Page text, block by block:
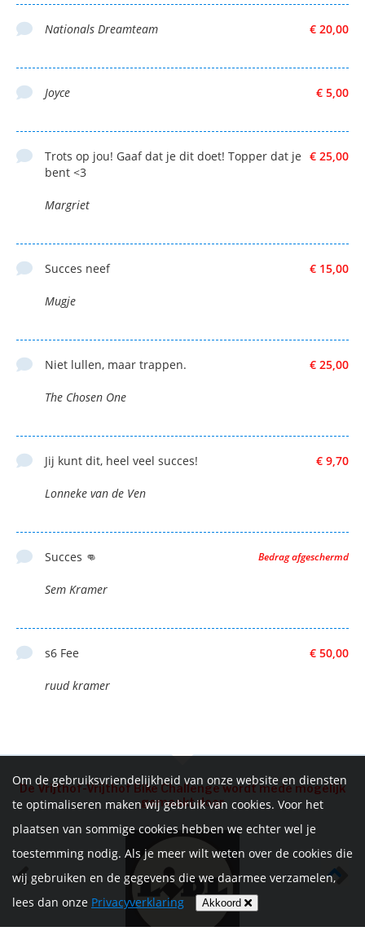
€ 20,00
Nationals Dreamteam
€ 5,00
Joyce
€ 25,00
Trots op jou! Gaaf dat je dit doet! Topper dat je
bent <3
Margriet
€ 15,00
Succes neef
Mugje
€ 25,00
Niet lullen, maar trappen.
The Chosen One
€ 9,70
Jij kunt dit, heel veel succes!
Lonneke van de Ven
Bedrag afgeschermd
Succes 👊
Sem Kramer
€ 50,00
s6 Fee
ruud kramer
De Vrijthof-Vrijthof Bike Challenge wordt mede mogelijk
gemaakt door
Om de gebruiksvriendelijkheid van onze website en diensten
te optimaliseren maken wij gebruik van cookies. Voor het
plaatsen van sommige cookies hebben we echter wel je
toestemming nodig. Als je meer wilt weten over de cookies die
wij gebruiken en de gegevens die we daarmee verzamelen,
lees dan onze Privacyverklaring Akkoord